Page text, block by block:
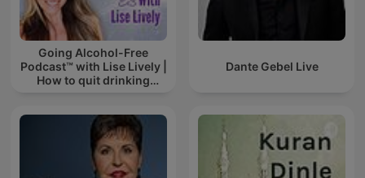
Going Alcohol-Free
Podcast™ with Lise Lively |
How to quit drinking
Dante Gebel Live